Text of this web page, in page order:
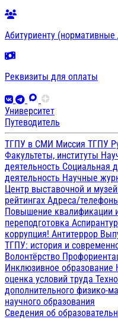
Абитуриенту
Реквизиты для оплаты
Университет
Путеводитель
ТГПУ в СМИ Миссия ТГПУ
Факультеты, институты
деятельность Социальная
деятельность Научные
Центр выставочной и
рейтингах Адреса/
Повышение квалификации
переподготовка
коррупция! Антитеррор
ТГПУ: история и
Волонтёрство
Инклюзивное образование
оценка условий труда
дополнительного физико-
научного образования
Сведения об